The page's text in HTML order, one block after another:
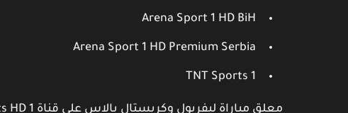
Arena Sport 1 HD BiH
Arena Sport 1 HD Premium Serbia
TNT Sports 1